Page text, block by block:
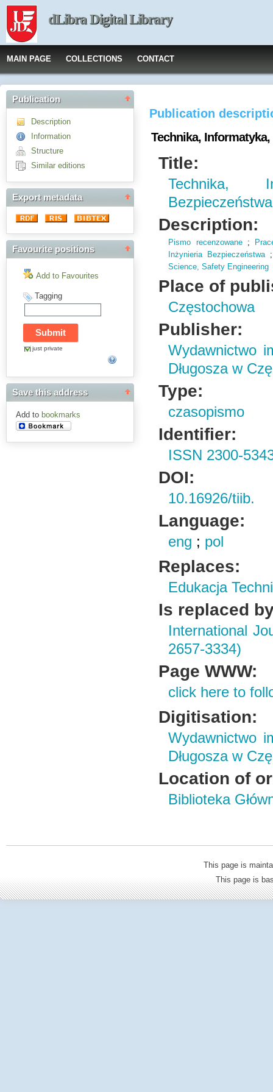
dLibra Digital Library
MAIN PAGE COLLECTIONS CONTACT
Publication
Description
Information
Structure
Similar editions
Export metadata
Favourite positions
Add to Favourites
Tagging
just private
Save this address
Add to bookmarks
Publication
Technika,
Title:
Technika,
Bezpieczeństwa
Description:
Pismo recenzowane;
Inżynieria Bezpieczeństwa
Science, Safety Engineering
Place of
Częstochowa
Publisher:
Wydawnictwo
Długosza w
Type:
czasopismo
Identifier:
ISSN 2300-
DOI:
10.16926/tiib.
Language:
eng ; pol
Replaces:
Edukacja
Is replaced
International
2657-3334)
Page WWW:
click here to
Digitisation:
Wydawnictwo
Długosza w
Location of
Biblioteka
This page is
This page is